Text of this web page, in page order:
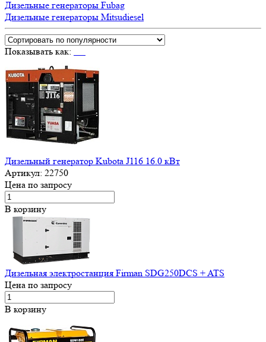
Дизельные генераторы Fubag
Дизельные генераторы Mitsudiesel
Показывать как:
Дизельный генератор Kubota J116 16.0 кВт
Артикул: 22750
Цена по запросу
В корзину
Дизельная электростанция Firman SDG250DCS + ATS
Цена по запросу
В корзину